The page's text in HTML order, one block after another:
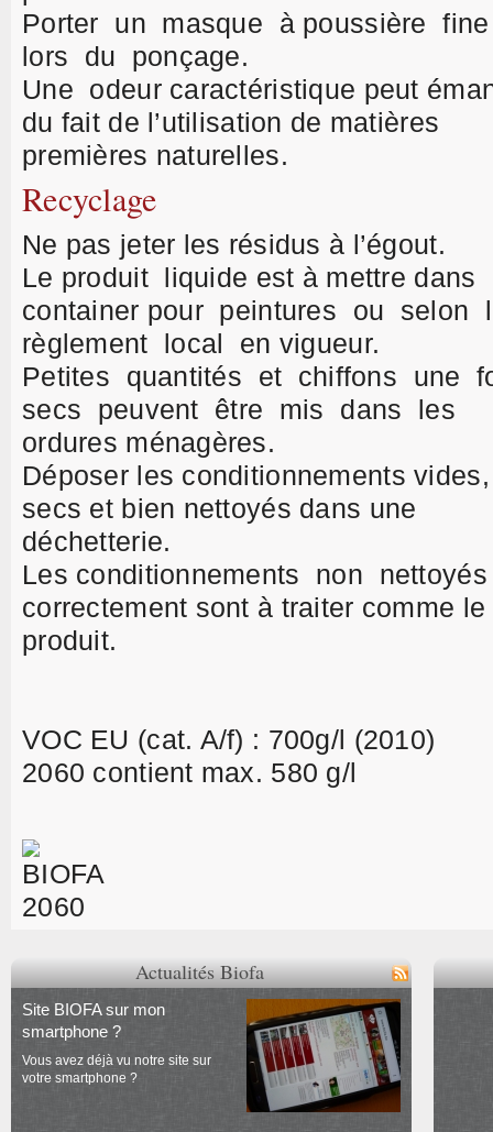
Porter un masque à poussière
lors du ponçage.
Une odeur caractéristique peut
du fait de l’utilisation de matières
premières naturelles.
Recyclage
Ne pas jeter les résidus à l’égout.
Le produit liquide est à mettre dans
container pour peintures ou selon
règlement local en vigueur.
Petites quantités et chiffons une
secs peuvent être mis dans les
ordures ménagères.
Déposer les conditionnements vides,
secs et bien nettoyés dans une
déchetterie.
Les conditionnements non
correctement sont à traiter comme le
produit.
VOC EU (cat. A/f) : 700g/l (2010)
2060 contient max. 580 g/l
Actualités Biofa
Site BIOFA sur mon
smartphone ?
Vous avez déjà vu notre site sur
votre smartphone ?